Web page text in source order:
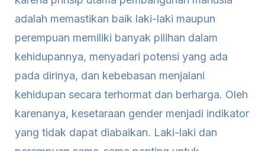
adalah memastikan baik laki-laki maupun
perempuan memiliki banyak pilihan dalam
kehidupannya, menyadari potensi yang ada
pada dirinya, dan kebebasan menjalani
kehidupan secara terhormat dan berharga. Oleh
karenanya, kesetaraan gender menjadi indikator
yang tidak dapat diabaikan. Laki-laki dan